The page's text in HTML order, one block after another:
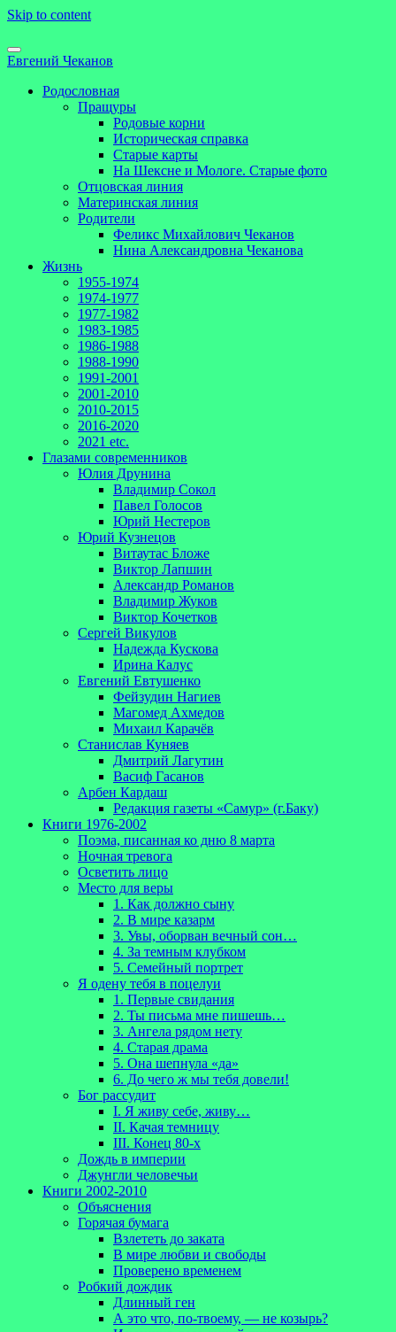
Skip to content
Евгений Чеканов
Родословная
Пращуры
Родовые корни
Историческая справка
Старые карты
На Шексне и Мологе. Старые фото
Отцовская линия
Материнская линия
Родители
Феликс Михайлович Чеканов
Нина Александровна Чеканова
Жизнь
1955-1974
1974-1977
1977-1982
1983-1985
1986-1988
1988-1990
1991-2001
2001-2010
2010-2015
2016-2020
2021 etc.
Глазами современников
Юлия Друнина
Владимир Сокол
Павел Голосов
Юрий Нестеров
Юрий Кузнецов
Витаутас Бложе
Виктор Лапшин
Александр Романов
Владимир Жуков
Виктор Кочетков
Сергей Викулов
Надежда Кускова
Ирина Калус
Евгений Евтушенко
Фейзудин Нагиев
Магомед Ахмедов
Михаил Карачёв
Станислав Куняев
Дмитрий Лагутин
Васиф Гасанов
Арбен Кардаш
Редакция газеты «Самур» (г.Баку)
Книги 1976-2002
Поэма, писанная ко дню 8 марта
Ночная тревога
Осветить лицо
Место для веры
1. Как должно сыну
2. В мире казарм
3. Увы, оборван вечный сон…
4. За темным клубком
5. Семейный портрет
Я одену тебя в поцелуи
1. Первые свидания
2. Ты письма мне пишешь…
3. Ангела рядом нету
4. Старая драма
5. Она шепнула «да»
6. До чего ж мы тебя довели!
Бог рассудит
I. Я живу себе, живу…
II. Качая темницу
III. Конец 80-х
Дождь в империи
Джунгли человечьи
Книги 2002-2010
Объяснения
Горячая бумага
Взлететь до заката
В мире любви и свободы
Проверено временем
Робкий дождик
Длинный ген
А это что, по-твоему, — не козырь?